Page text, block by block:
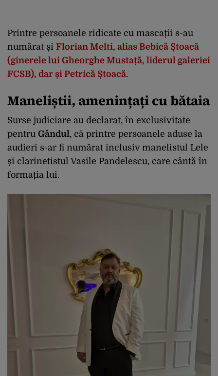
Printre persoanele ridicate cu mascații s-au
numărat și Florian Melti, alias Bebică Ștoacă
(ginerele lui Gheorghe Mustață, liderul galeriei
FCSB), dar și Petrică Ștoacă.
Maneliștii, amenințați cu bătaia
Surse judiciare au declarat, în exclusivitate
pentru Gândul, că printre persoanele aduse la
audieri s-ar fi numărat inclusiv manelistul Lele
și clarinetistul Vasile Pandelescu, care cântă în
formația lui.